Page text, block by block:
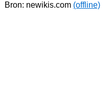
Bron: newikis.com (offline)